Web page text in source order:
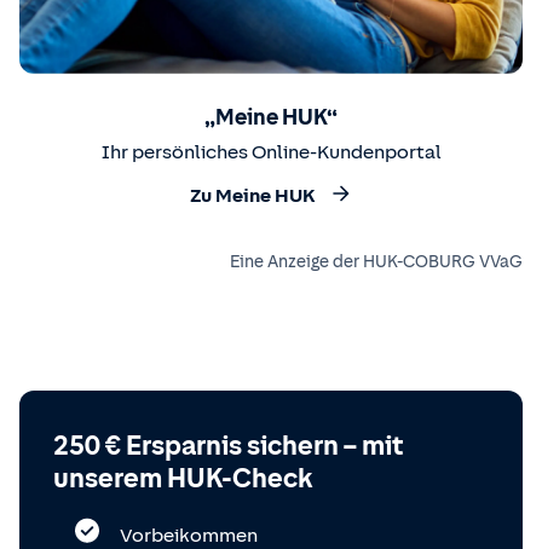
„Meine HUK“
Ihr persönliches Online-Kundenportal
Zu Meine HUK
Eine Anzeige der HUK-COBURG VVaG
250 € Ersparnis sichern – mit
unserem HUK-Check
Vorbeikommen